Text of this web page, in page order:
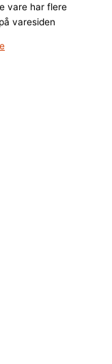
vare har flere
varesiden